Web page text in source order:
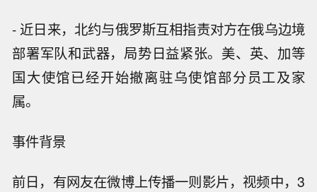
- 近日来，北约与俄罗斯互相指责对方在俄乌边境
部署军队和武器，局势日益紧张。美、英、加等
国大使馆已经开始撤离驻乌使馆部分员工及家
属。
事件背景
前日，有网友在微博上传播一则影片，视频中，3